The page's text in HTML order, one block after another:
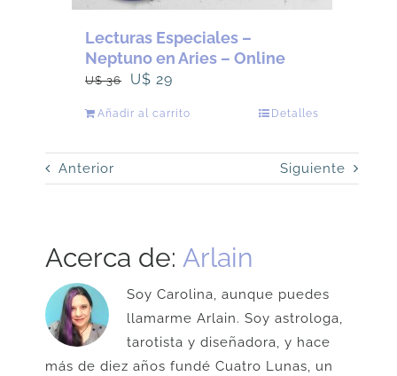
Lecturas Especiales –
Neptuno en Aries – Online
U$36
El
U$29
Añadir al carrito Detalles
Anterior Siguiente
Acerca de:Arlain
Soy Carolina, aunque puedes
llamarme Arlain. Soy astrologa,
tarotista y diseñadora, y hace
más de diez años fundé Cuatro Lunas, un